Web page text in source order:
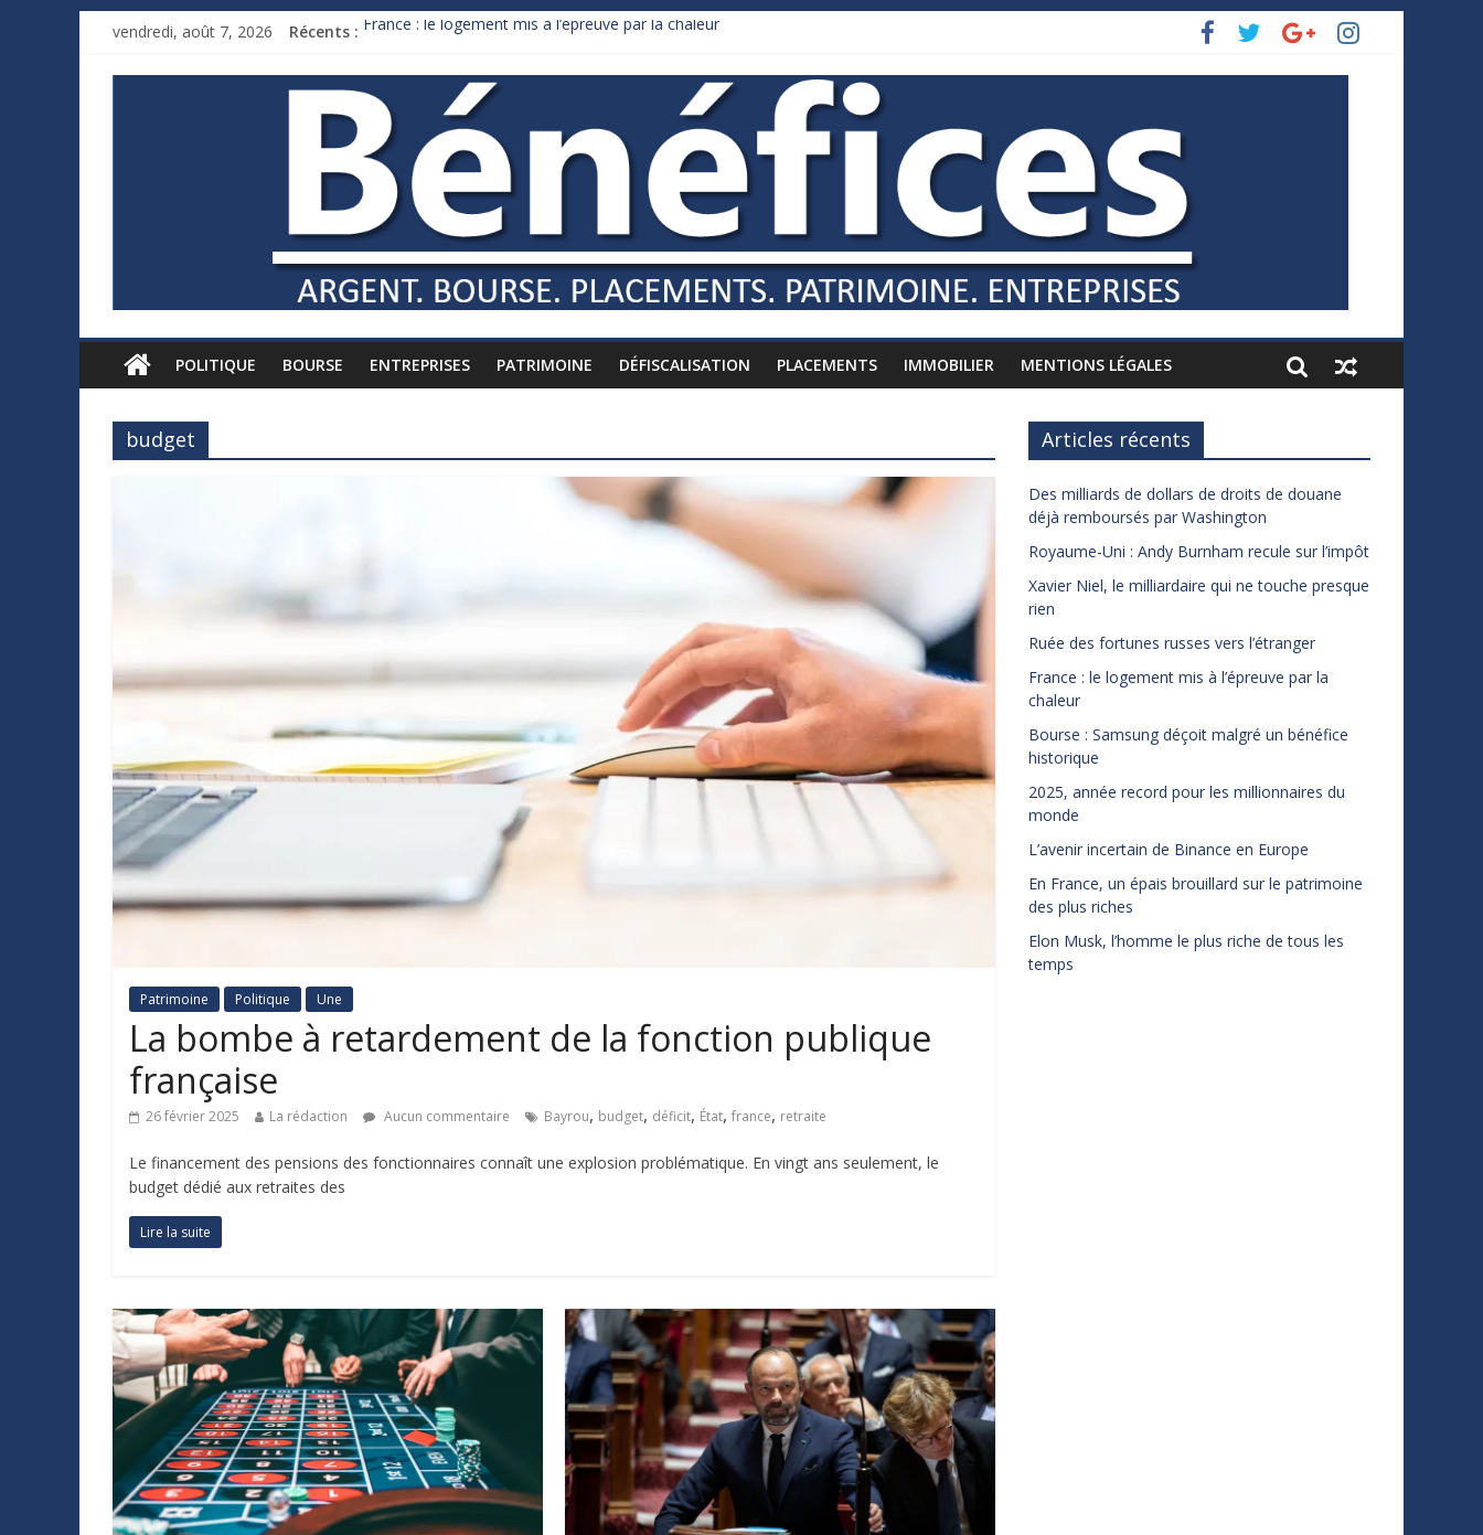
vendredi, août 7, 2026 Récents : France : le logement mis à l’épreuve par la chaleur
Royaume-Uni : Andy Burnham recule sur l’impôt
Xavier Niel, le milliardaire qui ne touche presque rien
Ruée des fortunes russes vers l’étranger
POLITIQUE BOURSE ENTREPRISES PATRIMOINE DÉFISCALISATION PLACEMENTS IMMOBILIER MENTIONS LÉGALES
budget
Patrimoine Politique Une
La bombe à retardement de la fonction publique
française
26 février 2025 La rédaction Aucun commentaire Bayrou, budget, déficit, État, france, retraite
Le financement des pensions des fonctionnaires connaît une explosion problématique. En vingt ans seulement, le
budget dédié aux retraites des
Lire la suite
Articles récents
Des milliards de dollars de droits de douane
déjà remboursés par Washington
Royaume-Uni : Andy Burnham recule sur l’impôt
Xavier Niel, le milliardaire qui ne touche presque
rien
Ruée des fortunes russes vers l’étranger
France : le logement mis à l’épreuve par la
chaleur
Bourse : Samsung déçoit malgré un bénéfice
historique
2025, année record pour les millionnaires du
monde
L’avenir incertain de Binance en Europe
En France, un épais brouillard sur le patrimoine
des plus riches
Elon Musk, l’homme le plus riche de tous les
temps